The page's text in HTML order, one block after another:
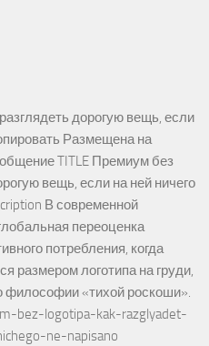
дорогую вещь, если
Размещена на
TITLE Премиум без
вещь, если на ней ничего
В современной
переоценка
потребления, когда
размером логотипа на груди,
философии «тихой роскоши».
bez-logotipa-kak-razglyadet-
ne-napisano